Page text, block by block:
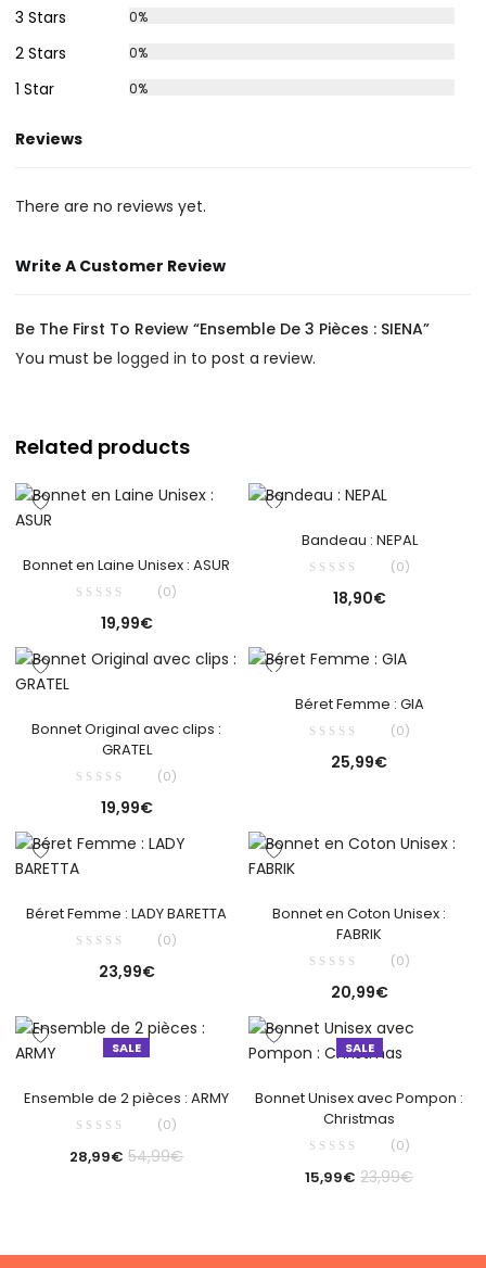
3 Stars 0%
2 Stars 0%
1 Star 0%
Reviews
There are no reviews yet.
Write A Customer Review
Be The First To Review “Ensemble De 3 Pièces : SIENA”
You must belogged in to post a review.
Related products
Bonnet en Laine Unisex : ASUR
(0)
19,99€
Bandeau : NEPAL
(0)
18,90€
Bonnet Original avec clips :
GRATEL
(0)
19,99€
Béret Femme : GIA
(0)
25,99€
Béret Femme : LADY BARETTA
(0)
23,99€
Bonnet en Coton Unisex :
FABRIK
(0)
20,99€
SALE
Ensemble de 2 pièces : ARMY
(0)
28,99€ 54,99€
SALE
Bonnet Unisex avec Pompon :
Christmas
(0)
15,99€ 23,99€